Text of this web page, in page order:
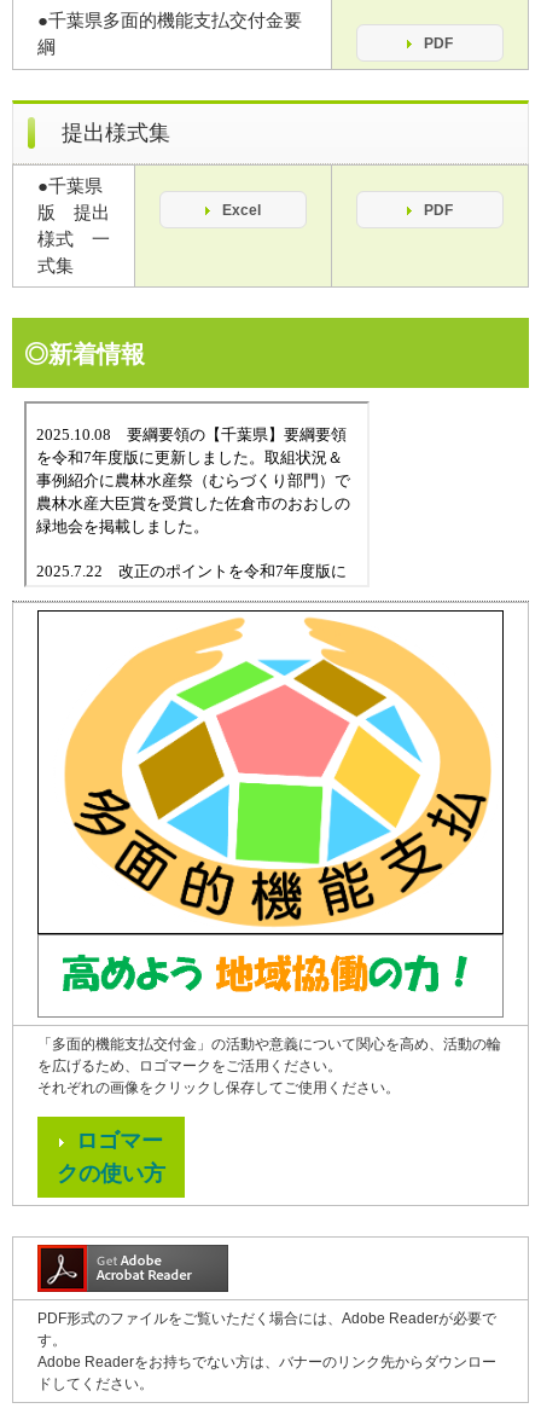
●千葉県多面的機能支払交付金要
綱
PDF
提出様式集
●千葉県
版 提出
様式 一
式集
Excel PDF
◎新着情報
「多面的機能支払交付金」の活動や意義について関心を高め、活動の輪
を広げるため、ロゴマークをご活用ください。
それぞれの画像をクリックし保存してご使用ください。
ロゴマー
クの使い方
PDF形式のファイルをご覧いただく場合には、Adobe Readerが必要で
す。
Adobe Readerをお持ちでない方は、バナーのリンク先からダウンロー
ドしてください。